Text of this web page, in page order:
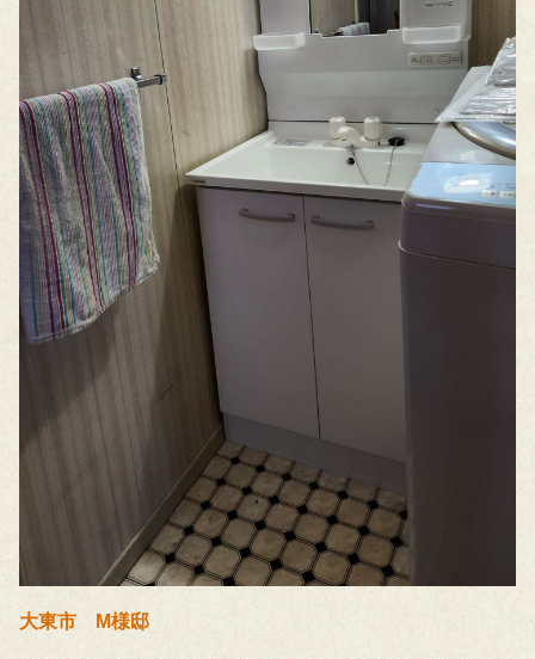
大東市 M様邸